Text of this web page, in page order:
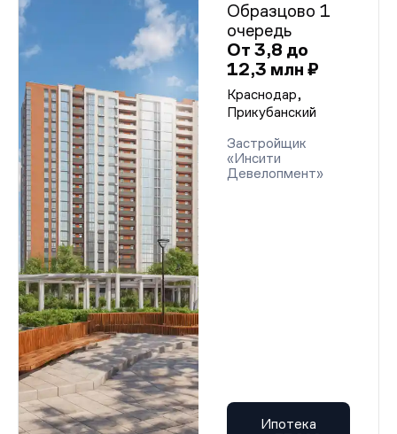
Образцово 1
очередь
От 3,8 до
12,3 млн ₽
Краснодар,
Прикубанский
Застройщик
«Инсити
Девелопмент»
Ипотека